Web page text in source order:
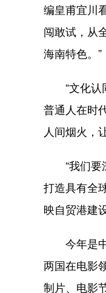
编皇甫宜川
闯敢试，从
海南特色。”
“文化认同
普通人在时
人间烟火，
“我们要深
打造具有全
映自贸港建
今年是中
两国在电影
制片、电影